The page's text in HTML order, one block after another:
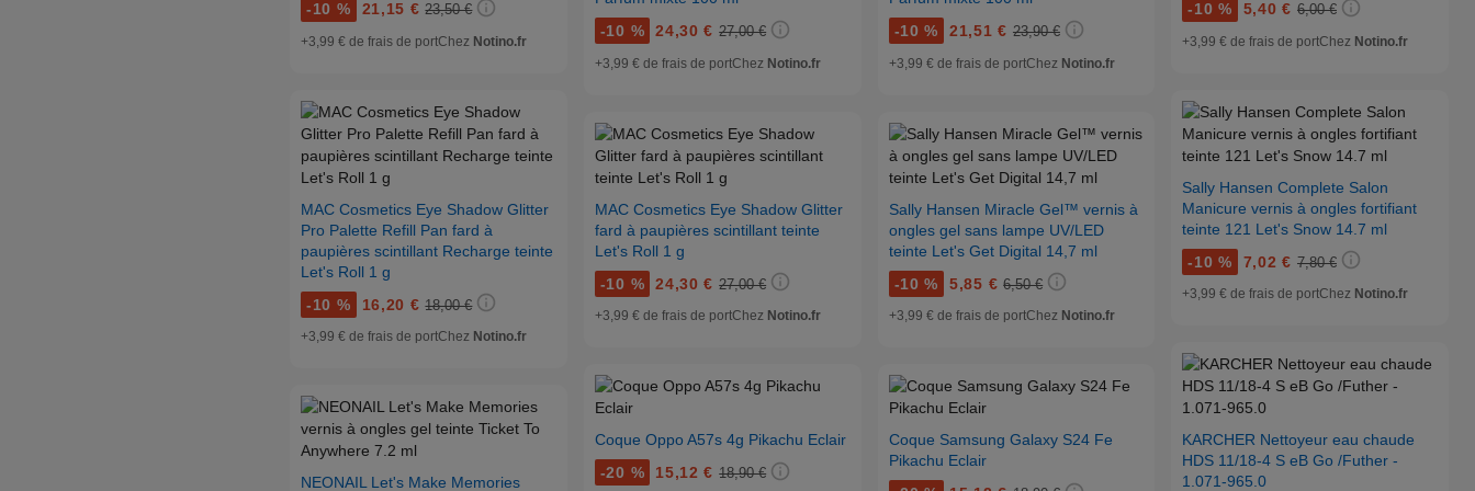
-10 % 21,15 € 23,50 €
+3,99 € de frais de portChez Notino.fr
MAC Cosmetics Eye Shadow Glitter
Pro Palette Refill Pan fard à
paupières scintillant Recharge teinte
Let's Roll 1 g
-10 % 16,20 € 18,00 €
+3,99 € de frais de portChez Notino.fr
NEONAIL Let's Make Memories
-10 % 24,30 € 27,00 €
+3,99 € de frais de portChez Notino.fr
MAC Cosmetics Eye Shadow Glitter
fard à paupières scintillant teinte
Let's Roll 1 g
-10 % 24,30 € 27,00 €
+3,99 € de frais de portChez Notino.fr
Coque Oppo A57s 4g Pikachu Eclair
-20 % 15,12 € 18,90 €
-10 % 21,51 € 23,90 €
+3,99 € de frais de portChez Notino.fr
Sally Hansen Miracle Gel™ vernis à
ongles gel sans lampe UV/LED
teinte Let's Get Digital 14,7 ml
-10 % 5,85 € 6,50 €
+3,99 € de frais de portChez Notino.fr
Coque Samsung Galaxy S24 Fe
Pikachu Eclair
-10 % 5,40 € 6,00 €
+3,99 € de frais de portChez Notino.fr
Sally Hansen Complete Salon
Manicure vernis à ongles fortifiant
teinte 121 Let's Snow 14.7 ml
-10 % 7,02 € 7,80 €
+3,99 € de frais de portChez Notino.fr
KARCHER Nettoyeur eau chaude
HDS 11/18-4 S eB Go /Futher -
1.071-965.0